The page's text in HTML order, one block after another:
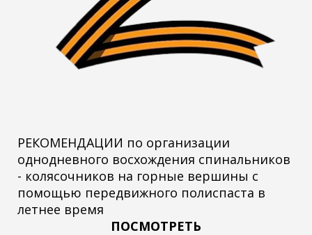
РЕКОМЕНДАЦИИ по организации
однодневного восхождения спинальников
- колясочников на горные вершины с
помощью передвижного полиспаста в
летнее время
ПОСМОТРЕТЬ